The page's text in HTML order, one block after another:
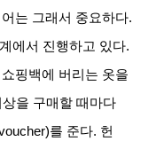
는 그래서 중요하다.
에서 진행하고 있다.
핑백에 버리는 옷을
상을 구매할 때마다
를 준다. 헌